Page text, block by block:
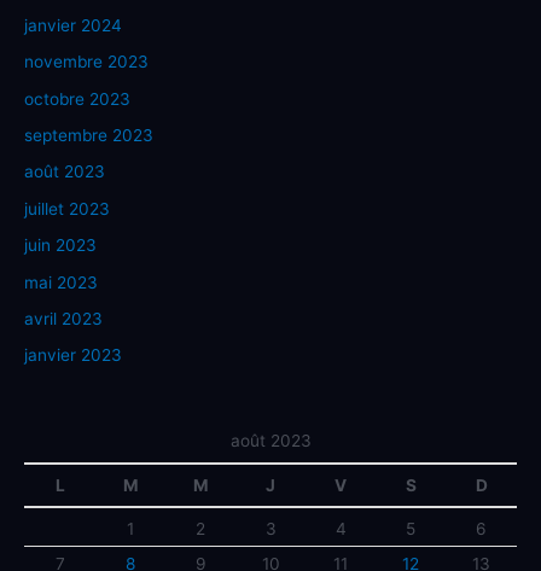
janvier 2024
novembre 2023
octobre 2023
septembre 2023
août 2023
juillet 2023
juin 2023
mai 2023
avril 2023
janvier 2023
août 2023
L M M J V S D
1 2 3 4 5
6
7
8 9 10 11 12 13